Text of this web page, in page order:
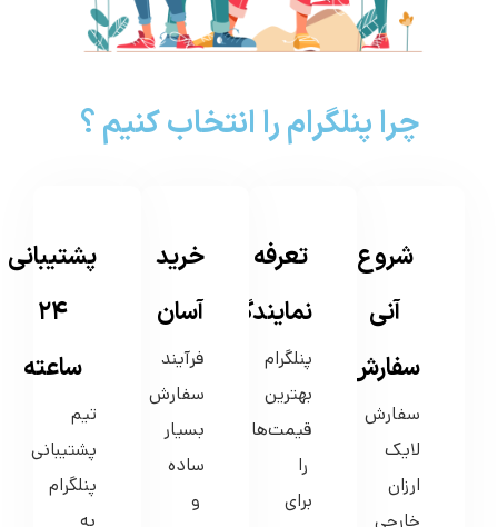
چرا پنلگرام را انتخاب کنیم ؟
شروع
آنی
سفارش
سفارش
لایک
ارزان
خارجی
تعرفه ی
نمایندگی
پنلگرام
بهترین
قیمت‌ها
را
برای
خرید
آسان
فرآیند
سفارش
بسیار
ساده
و
پشتیبانی
۲۴
ساعته
تیم
پشتیبانی
پنلگرام
به